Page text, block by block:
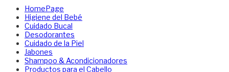
HomePage
Higiene del Bebé
Cuidado Bucal
Desodorantes
Cuidado de la Piel
Jabones
Shampoo & Acondicionadores
Productos para el Cabello